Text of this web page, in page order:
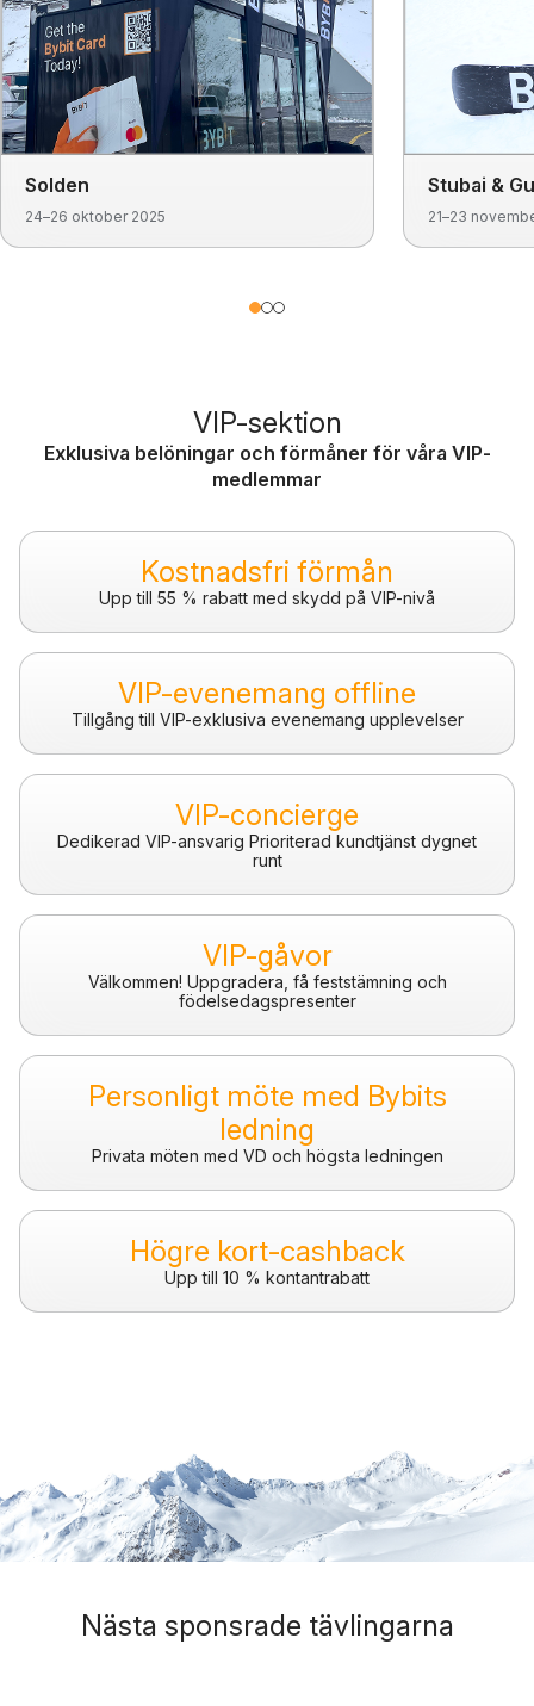
Solden
24–26 oktober 2025
Stubai &
21–23
VIP-sektion
Exklusiva belöningar och förmåner för våra VIP-
medlemmar
Kostnadsfri förmån
Upp till 55 % rabatt med skydd på VIP-nivå
VIP-evenemang offline
Tillgång till VIP-exklusiva evenemang upplevelser
VIP-concierge
Dedikerad VIP-ansvarig Prioriterad kundtjänst dygnet
runt
VIP-gåvor
Välkommen! Uppgradera, få feststämning och
födelsedagspresenter
Personligt möte med Bybits
ledning
Privata möten med VD och högsta ledningen
Högre kort-cashback
Upp till 10 % kontantrabatt
Nästa sponsrade tävlingarna